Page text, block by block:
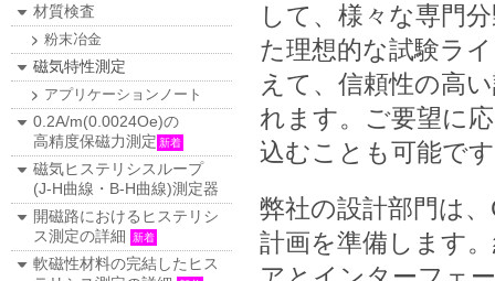
材質検査
粉末冶金
磁気特性測定
アプリケーションノート
0.2A/m(0.0024Oe)の
高精度保磁力測定 新着
磁気ヒステリシスループ
(J-H曲線・B-H曲線)測定器
開磁路におけるヒステリシ
ス測定の詳細
新着
軟磁性材料の完結したヒス
して、様々な専門
た理想的な試験ラ
えて、信頼性の高
れます。ご要望に
込むことも可能で
弊社の設計部門は
計画を準備します